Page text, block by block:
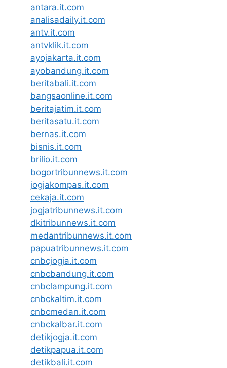
antara.it.com
analisadaily.it.com
antv.it.com
antvklik.it.com
ayojakarta.it.com
ayobandung.it.com
beritabali.it.com
bangsaonline.it.com
beritajatim.it.com
beritasatu.it.com
bernas.it.com
bisnis.it.com
brilio.it.com
bogortribunnews.it.com
jogjakompas.it.com
cekaja.it.com
jogjatribunnews.it.com
dkitribunnews.it.com
medantribunnews.it.com
papuatribunnews.it.com
cnbcjogja.it.com
cnbcbandung.it.com
cnbclampung.it.com
cnbckaltim.it.com
cnbcmedan.it.com
cnbckalbar.it.com
detikjogja.it.com
detikpapua.it.com
detikbali.it.com